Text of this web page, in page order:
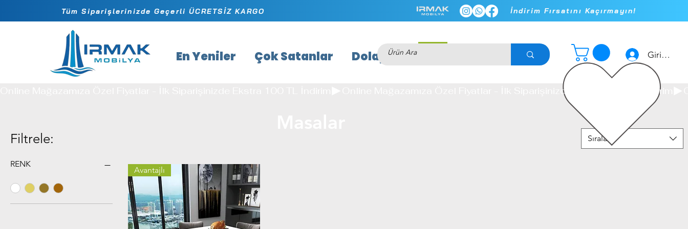
Tüm Siparişlerinizde Geçerli ÜCRETSİZ KARGO İndirim Fırsatını Kaçırmayın!
En Yeniler Çok Satanlar Dolaplar Tv Unite Kitaplıklar Giriş yap
Filtrele:
RENK
Sırala:
Avantajlı